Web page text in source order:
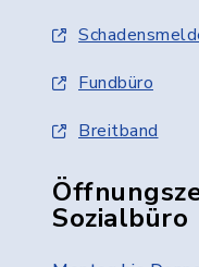
Fundbüro
Breitband
Sozialbüro